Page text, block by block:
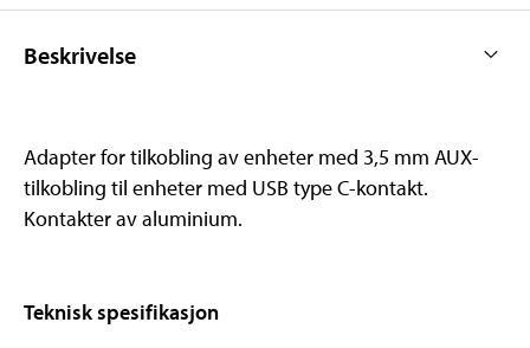
Beskrivelse
Adapter for tilkobling av enheter med 3,5 mm AUX-
tilkobling til enheter med USB type C-kontakt.
Kontakter av aluminium.
Teknisk spesifikasjon